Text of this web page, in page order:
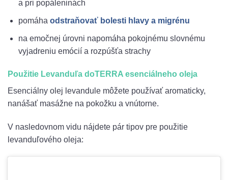
a pri popáleninách
pomáha odstraňovať bolesti hlavy a migrénu
na emočnej úrovni napomáha pokojnému slovnému
vyjadreniu emócií a rozpúšťa strachy
Použitie Levanduľa doTERRA esenciálneho oleja
Esenciálny olej levandule môžete používať aromaticky,
nanášať masážne na pokožku a vnútorne.
V nasledovnom vidu nájdete pár tipov pre použitie
levanduľového oleja: